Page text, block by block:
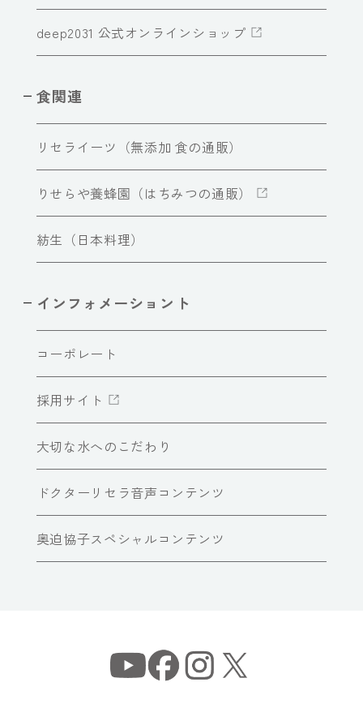
deep2031 公式オンラインショップ
食関連
リセライーツ（無添加 食の通販）
りせらや養蜂園（はちみつの通販）
紡生（日本料理）
インフォメーショント
コーポレート
採用サイト
大切な水へのこだわり
ドクターリセラ音声コンテンツ
奥迫協子スペシャルコンテンツ